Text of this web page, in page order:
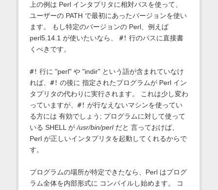
上の例は Perl インタプリタに相対パスを使って、
ユーザーの PATH で最初にあったバージョンを使い
ます。 もし特定のバージョンの Perl、例えば
perl5.14.1 が使いたいなら、 #! 行のパスに直接書
くべきです。
#! 行に "perl" や "indir" という語が含まれていなけ
れば、 #! の後に 指定されたプログラムが Perl イン
タプリタの代わりに実行されます。 これは少し変わ
っていますが、 #! が行なえないマシンを使ってい
る方には 有効でしょう; プログラムに対して使って
いる SHELL が/usr/bin/perlだと 言っておけば、
Perl が正しいインタプリタを起動してくれるからで
す。
プログラムの場所が特定できたなら、Perl はプログ
ラム全体を内部形式に コンパイルし始めます。 コ